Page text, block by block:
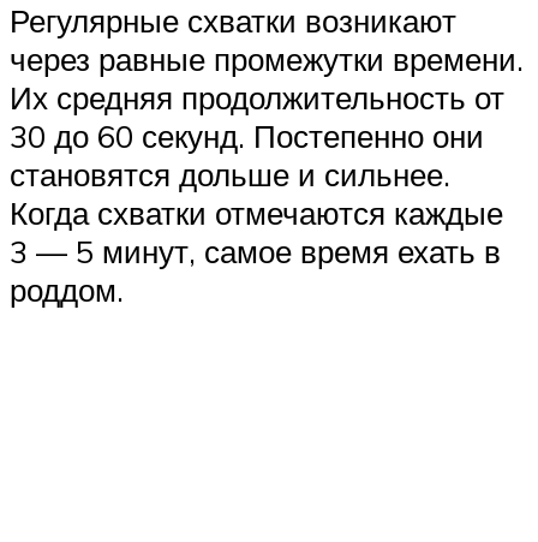
Регулярные схватки возникают
через равные промежутки времени.
Их средняя продолжительность от
30 до 60 секунд. Постепенно они
становятся дольше и сильнее.
Когда схватки отмечаются каждые
3 — 5 минут, самое время ехать в
роддом.